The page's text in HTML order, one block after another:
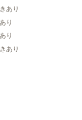
あり
り
り
あり